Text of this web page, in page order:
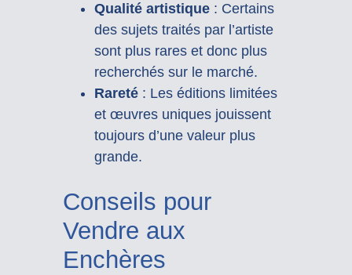
Qualité artistique: Certains
des sujets traités par l’artiste
sont plus rares et donc plus
recherchés sur le marché.
Rareté: Les éditions limitées
et œuvres uniques jouissent
toujours d’une valeur plus
grande.
Conseils pour
Vendre aux
Enchères